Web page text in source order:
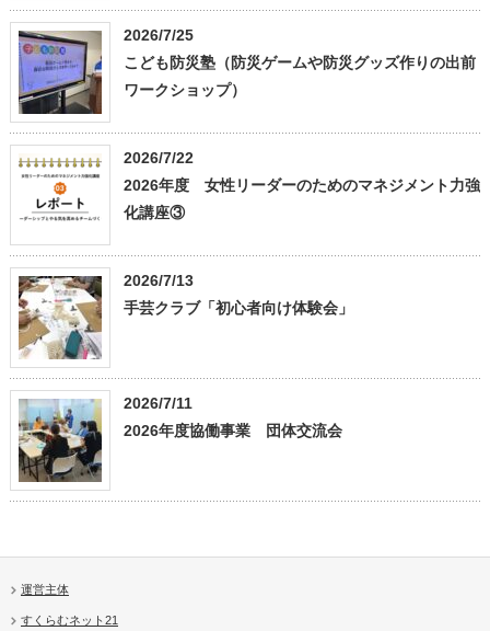
2026/7/25
こども防災塾（防災ゲームや防災グッズ作りの出前
ワークショップ）
2026/7/22
2026年度 女性リーダーのためのマネジメント力強
化講座③
2026/7/13
手芸クラブ「初心者向け体験会」
2026/7/11
2026年度協働事業 団体交流会
運営主体
すくらむネット21